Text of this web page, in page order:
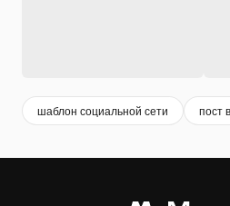
шаблон социальной сети пост